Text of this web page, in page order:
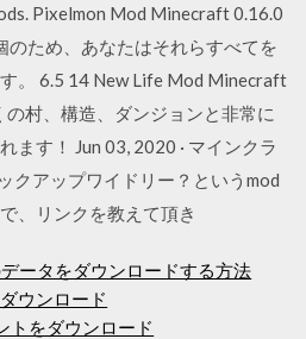
Pixelmon Mod Minecraft 0.16.0
のため、あなたはそれらすべてを
。 6.5 14 New Life Mod Minecraft
村、構造、ダンジョンと非常に
ます！ Jun 03, 2020 · マインクラ
クアップワイドリー？というmod
、リンクを教えて頂き
ータをダウンロードする方法
ウンロード
トをダウンロード